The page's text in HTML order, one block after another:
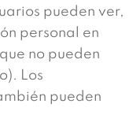
pueden ver,
personal en
no pueden
Los
pueden